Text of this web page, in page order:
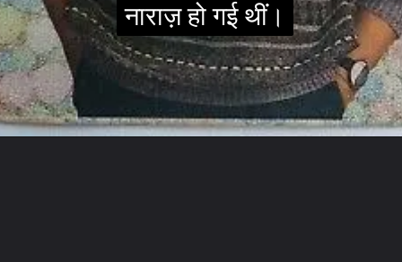
नाराज़ हो गई थीं।
नाराज़ हो गई थीं।